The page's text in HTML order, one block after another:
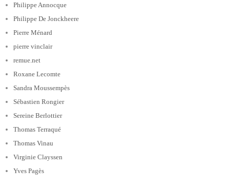
Philippe Annocque
Philippe De Jonckheere
Pierre Ménard
pierre vinclair
remue.net
Roxane Lecomte
Sandra Moussempès
Sébastien Rongier
Sereine Berlottier
Thomas Terraqué
Thomas Vinau
Virginie Clayssen
Yves Pagès